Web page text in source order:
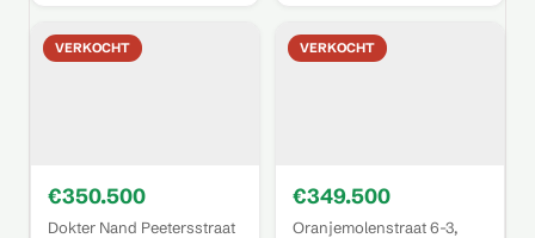
VERKOCHT
€350.500
Dokter Nand Peetersstraat
VERKOCHT
€349.500
Oranjemolenstraat 6-3,